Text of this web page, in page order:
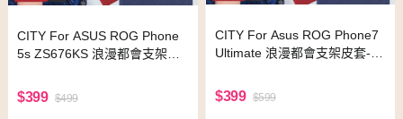
CITY For ASUS ROG Phone
5s ZS676KS 浪漫都會支架皮
$399 $499
CITY For Asus ROG Phone7
Ultimate 浪漫都會支架皮套-紅
$399 $599